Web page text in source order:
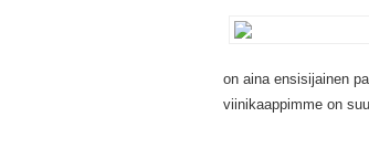
on aina ensisijainen
viinikaappimme on